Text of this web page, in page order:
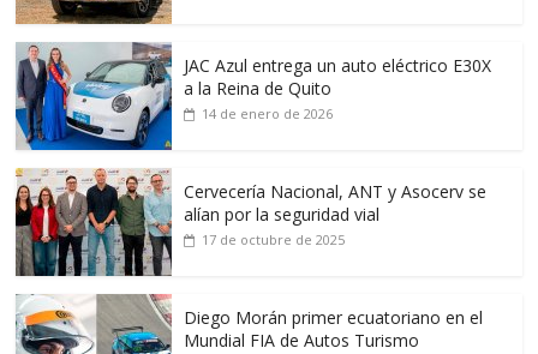
JAC Azul entrega un auto eléctrico E30X
a la Reina de Quito
14 de enero de 2026
Cervecería Nacional, ANT y Asocerv se
alían por la seguridad vial
17 de octubre de 2025
Diego Morán primer ecuatoriano en el
Mundial FIA de Autos Turismo